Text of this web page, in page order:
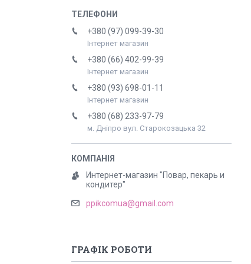
+380 (97) 099-39-30
Інтернет магазин
+380 (66) 402-99-39
Інтернет магазин
+380 (93) 698-01-11
Інтернет магазин
+380 (68) 233-97-79
м. Дніпро вул. Старокозацька 32
Интернет-магазин "Повар, пекарь и
кондитер"
ppikcomua@gmail.com
ГРАФІК РОБОТИ